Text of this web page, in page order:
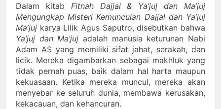
Dalam kitab Fitnah Dajjal & Ya’juj dan Ma’juj
Mengungkap Misteri Kemunculan Dajjal dan Ya’juj
Ma’juj karya Lilik Agus Saputro, disebutkan bahwa
Ya’juj dan Ma’juj adalah manusia keturunan Nabi
Adam AS yang memiliki sifat jahat, serakah, dan
licik. Mereka digambarkan sebagai makhluk yang
tidak pernah puas, baik dalam hal harta maupun
kekuasaan. Ketika mereka muncul, mereka akan
menyebar ke seluruh dunia, membawa kerusakan,
kekacauan, dan kehancuran.